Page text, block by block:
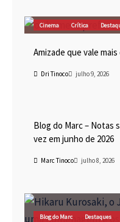
Cinema Crítica
Amizade que vale
Dri Tinoco julho 9, 2026
Blog do Marc – Notas
vez em junho de 2026
Marc Tinoco julho 8, 2026
Blog do Marc Destaques